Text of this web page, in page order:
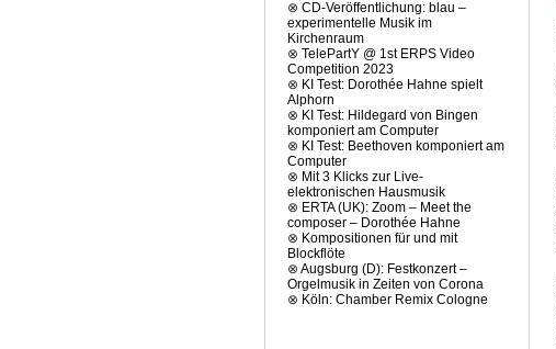
⊗ CD-Veröffentlichung: blau –
experimentelle Musik im
Kirchenraum
⊗ TelePartY @ 1st ERPS Video
Competition 2023
⊗ KI Test: Dorothée Hahne spielt
Alphorn
⊗ KI Test: Hildegard von Bingen
komponiert am Computer
⊗ KI Test: Beethoven komponiert am
Computer
⊗ Mit 3 Klicks zur Live-
elektronischen Hausmusik
⊗ ERTA (UK): Zoom – Meet the
composer – Dorothée Hahne
⊗ Kompositionen für und mit
Blockflöte
⊗ Augsburg (D): Festkonzert –
Orgelmusik in Zeiten von Corona
⊗ Köln: Chamber Remix Cologne